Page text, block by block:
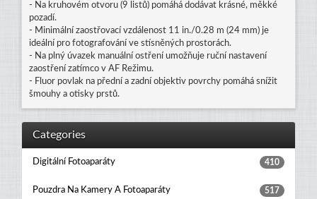
- Na kruhovém otvoru (9 listů) pomáhá dodávat krásné, měkké
pozadí.
- Minimální zaostřovací vzdálenost 11 in./0.28 m (24 mm) je
ideální pro fotografování ve stísněných prostorách.
- Na plný úvazek manuální ostření umožňuje ruční nastavení
zaostření zatímco v AF Režimu.
- Fluor povlak na přední a zadní objektiv povrchy pomáhá snížit
šmouhy a otisky prstů.
Categories
Digitální Fotoaparáty 410
Pouzdra Na Kamery A Fotoaparáty 517